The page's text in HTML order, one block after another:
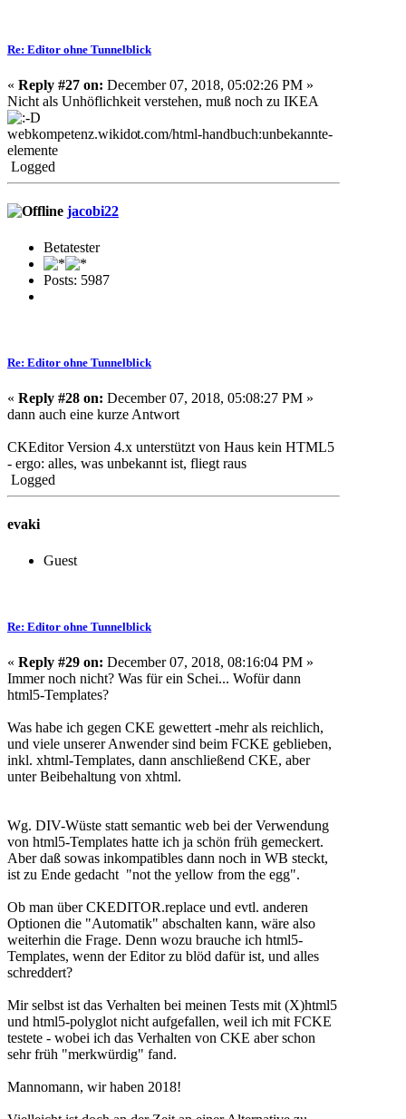
Re: Editor ohne Tunnelblick
« Reply #27 on: December 07, 2018, 05:02:26 PM »
Nicht als Unhöflichkeit verstehen, muß noch zu IKEA
webkompetenz.wikidot.com/html-handbuch:unbekannte-
elemente
Logged
jacobi22
Betatester
Posts: 5987
Re: Editor ohne Tunnelblick
« Reply #28 on: December 07, 2018, 05:08:27 PM »
dann auch eine kurze Antwort
CKEditor Version 4.x unterstützt von Haus kein HTML5
- ergo: alles, was unbekannt ist, fliegt raus
Logged
evaki
Guest
Re: Editor ohne Tunnelblick
« Reply #29 on: December 07, 2018, 08:16:04 PM »
Immer noch nicht? Was für ein Schei... Wofür dann
html5-Templates?
Was habe ich gegen CKE gewettert -mehr als reichlich,
und viele unserer Anwender sind beim FCKE geblieben,
inkl. xhtml-Templates, dann anschließend CKE, aber
unter Beibehaltung von xhtml.
Wg. DIV-Wüste statt semantic web bei der Verwendung
von html5-Templates hatte ich ja schön früh gemeckert.
Aber daß sowas inkompatibles dann noch in WB steckt,
ist zu Ende gedacht "not the yellow from the egg".
Ob man über CKEDITOR.replace und evtl. anderen
Optionen die "Automatik" abschalten kann, wäre also
weiterhin die Frage. Denn wozu brauche ich html5-
Templates, wenn der Editor zu blöd dafür ist, und alles
schreddert?
Mir selbst ist das Verhalten bei meinen Tests mit (X)html5
und html5-polyglot nicht aufgefallen, weil ich mit FCKE
testete - wobei ich das Verhalten von CKE aber schon
sehr früh "merkwürdig" fand.
Mannomann, wir haben 2018!